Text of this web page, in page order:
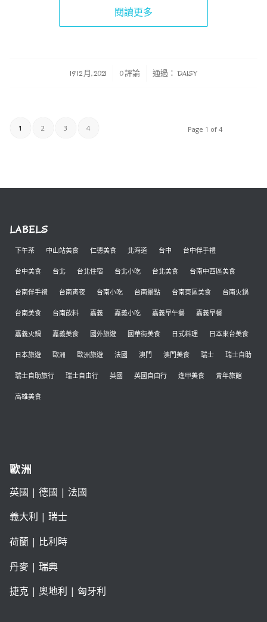
閱讀更多
19 12 月, 2021
/ 0 評論 通過： DAISY
Page 1 of 4
1 2 3 4
LABELS
下午茶 中山站美食 仁德美食 北海道 台中 台中伴手禮
台中美食 台北 台北住宿 台北小吃 台北美食 台南中西區美食
台南伴手禮 台南宵夜 台南小吃 台南景點 台南東區美食 台南火鍋
台南美食 台南飲料 嘉義 嘉義小吃 嘉義早午餐 嘉義早餐
嘉義火鍋 嘉義美食 國外旅遊 國華街美食 日式料理 日本來台美食
日本旅遊 歐洲 歐洲旅遊 法國 澳門 澳門美食 瑞士 瑞士自助
瑞士自助旅行 瑞士自由行 英國 英國自由行 逢甲美食 青年旅館
高雄美食
歐洲
英國 | 德國 | 法國
義大利 | 瑞士
荷蘭| 比利時
丹麥| 瑞典
捷克| 奧地利 | 匈牙利